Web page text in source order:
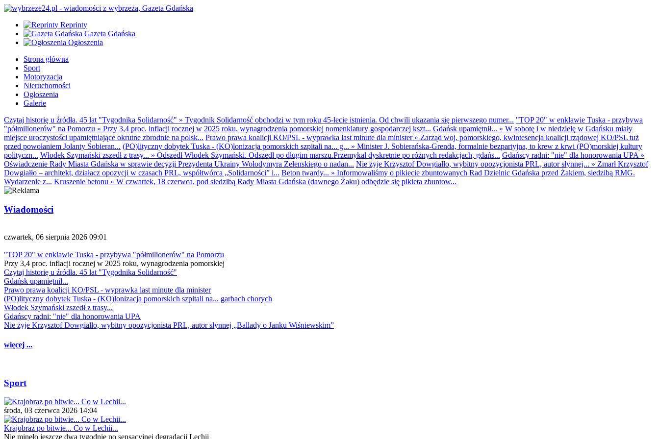
Reprinty
Gazeta Gdańska
Ogłoszenia
Strona główna
Sport
Motoryzacja
Nieruchomości
Ogłoszenia
Galerie
Czytaj historię u źródła. 45 lat "Tygodnika Solidarność" » Tygodnik Solidarność obchodzi w tym roku 45-lecie istnienia. Od chwili ukazania się pierwszego numer... "TOP 20" w enklawie Tuska - przybywa
"półmilionerów" na Pomorzu » Przy 3,4 proc. inflacji rocznej w 2025 roku, wynagrodzenia pomorskiej nomenklatury gospodarczej kszt... Gdańsk upamiętnił... » W sobotę i w niedzielę w Gdańsku miały
miejsce uroczystości upamiętniające okrutne zbrodnie na polsk... Prawo prawa koalicji KO/PSL - wyprawka last minute dla minister» Zarząd woj. pomorskiego, kwintesencja koalicji rządowej KO/PSL tuż
przed powołaniem Jolanty Sobieran... (PO)lityczny dobytek Tuska - (KO)lonizacja pomorskich szpitali na... g... » Minister J. Sobierańska-Grenda, formalnie bezpartyjna, to krew z krwi (PO)morskiej kultury
polityczn... Włodek Szymański zszedł z trasy... » Odszedł Włodek Szymański. Odszedł po długim marszu.Przemykał dyskretnie po różnych redakcjach, gdańs... Gdańscy radni: "nie" dla honorowania UPA »
Oświadczenie Rady Miasta Gdańska w sprawie decyzji Prezydenta Ukrainy Wołodymyra Zełenskiego o nadan... Nie żyje Krzysztof Dowgiałło, wybitny opozycjonista PRL, autor słynnej... » Zmarł Krzysztof
Dowgiałło – architekt, działacz opozycji w czasach PRL, współtwórca „Solidarności” i... Beton twardy... » Informowaliśmy o pikiecie zbuntowanych Rad Dzielnic Gdańska przed Żakiem, siedzibą RMG.
Wydarzenie z... Kruszenie betonu » W czwartek, 18 czerwca, pod siedzibą Rady Miasta Gdańska (dawnego Żaku) odbędzie się pikieta zbuntow...
Wiadomości
czwartek, 06 sierpnia 2026 09:01
"TOP 20" w enklawie Tuska - przybywa "półmilionerów" na Pomorzu
Przy 3,4 proc. inflacji rocznej w 2025 roku, wynagrodzenia pomorskiej
Czytaj historię u źródła. 45 lat "Tygodnika Solidarność"
Gdańsk upamiętnił...
Prawo prawa koalicji KO/PSL - wyprawka last minute dla minister
(PO)lityczny dobytek Tuska - (KO)lonizacja pomorskich szpitali na... garbach chorych
Włodek Szymański zszedł z trasy...
Gdańscy radni: "nie" dla honorowania UPA
Nie żyje Krzysztof Dowgiałło, wybitny opozycjonista PRL, autor słynnej „Ballady o Janku Wiśniewskim”
więcej ...
Sport
środa, 03 czerwca 2026 14:04
Krajobraz po bitwie... Co w Lechii...
Nie minęło jeszcze dwa tygodnie po sensacyjnej degradacji Lechii